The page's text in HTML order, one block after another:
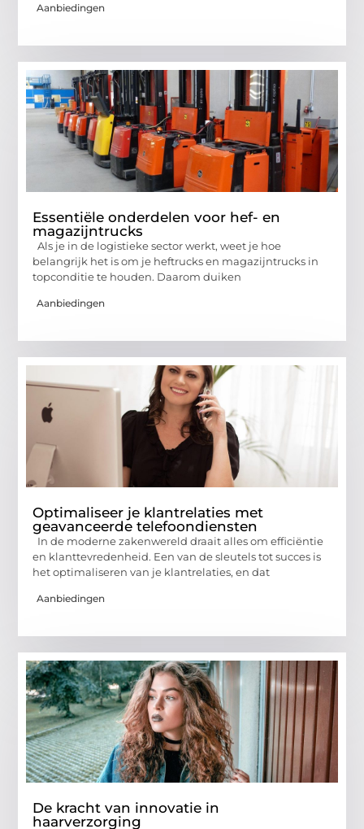
Aanbiedingen
Essentiële onderdelen voor hef- en
magazijntrucks
Als je in de logistieke sector werkt, weet je hoe
belangrijk het is om je heftrucks en magazijntrucks in
topconditie te houden. Daarom duiken
Aanbiedingen
Optimaliseer je klantrelaties met
geavanceerde telefoondiensten
In de moderne zakenwereld draait alles om efficiëntie
en klanttevredenheid. Een van de sleutels tot succes is
het optimaliseren van je klantrelaties, en dat
Aanbiedingen
De kracht van innovatie in
haarverzorging